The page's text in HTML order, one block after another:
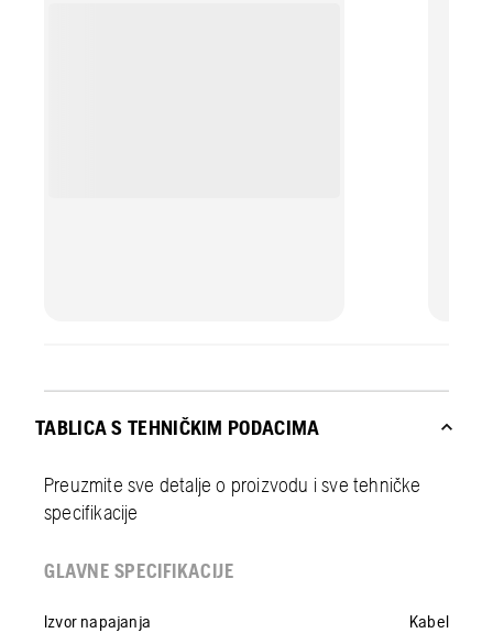
TABLICA S TEHNIČKIM PODACIMA
Preuzmite sve detalje o proizvodu i sve tehničke
specifikacije
GLAVNE SPECIFIKACIJE
Izvor napajanja Kabel